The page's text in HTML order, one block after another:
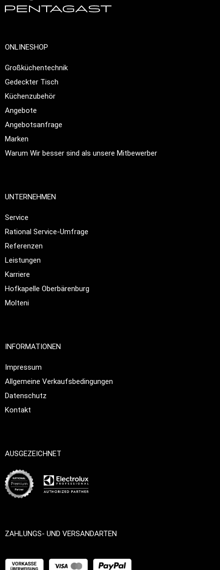
ONLINESHOP
Großküchentechnik
Gedeckter Tisch
Küchenzubehör
Angebote
Angebotsanfrage
Marken
Warum Wir besser sind als unsere Mitbewerber
UNTERNEHMEN
Service
Rational Service-Umfrage
Referenzen
Leistungen
Karriere
Hofkapelle Oberbärenburg
Molteni
INFORMATIONEN
Impressum
Allgemeine Verkaufsbedingungen
Datenschutz
Kontakt
AUSGEZEICHNET
ZAHLUNGS- UND VERSANDARTEN